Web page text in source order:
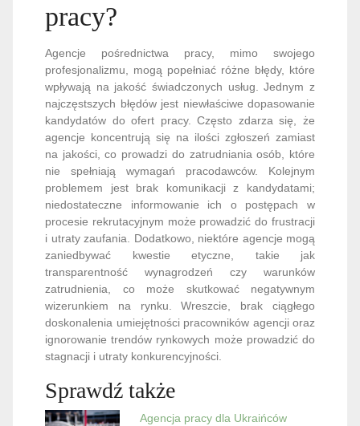
pracy?
Agencje pośrednictwa pracy, mimo swojego
profesjonalizmu, mogą popełniać różne błędy, które
wpływają na jakość świadczonych usług. Jednym z
najczęstszych błędów jest niewłaściwe dopasowanie
kandydatów do ofert pracy. Często zdarza się, że
agencje koncentrują się na ilości zgłoszeń zamiast
na jakości, co prowadzi do zatrudniania osób, które
nie spełniają wymagań pracodawców. Kolejnym
problemem jest brak komunikacji z kandydatami;
niedostateczne informowanie ich o postępach w
procesie rekrutacyjnym może prowadzić do frustracji
i utraty zaufania. Dodatkowo, niektóre agencje mogą
zaniedbywać kwestie etyczne, takie jak
transparentność wynagrodzeń czy warunków
zatrudnienia, co może skutkować negatywnym
wizerunkiem na rynku. Wreszcie, brak ciągłego
doskonalenia umiejętności pracowników agencji oraz
ignorowanie trendów rynkowych może prowadzić do
stagnacji i utraty konkurencyjności.
Sprawdź także
Agencja pracy dla Ukraińców